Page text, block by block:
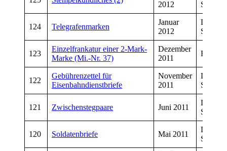
2012
124 Telegrafenmarken
Januar
2012
Dirk
123
Einzelfrankatur einer 2-Mark-
Marke (Mi.-Nr. 37)
Dezember
2011
Rainer
122
Gebührenzettel für
Eisenbahndienstbriefe
November
2011
Dirk
121 Zwischenstegpaare Juni 2011
Dirk
120 Soldatenbriefe Mai 2011
Dirk